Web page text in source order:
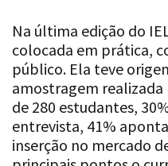
Na última edição do
colocada em prática,
público. Ela teve
amostragem realizada
de 280 estudantes,
entrevista, 41%
inserção no mercado